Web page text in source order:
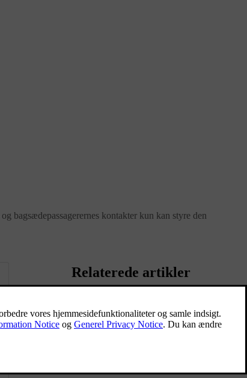
bagsædepassagerernes kontakter kun kan styre den
Relaterede artikler
Aktivering af børnesikringen